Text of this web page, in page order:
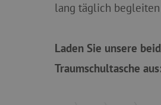
lang täglich
Laden Sie unsere
Traumschultasche